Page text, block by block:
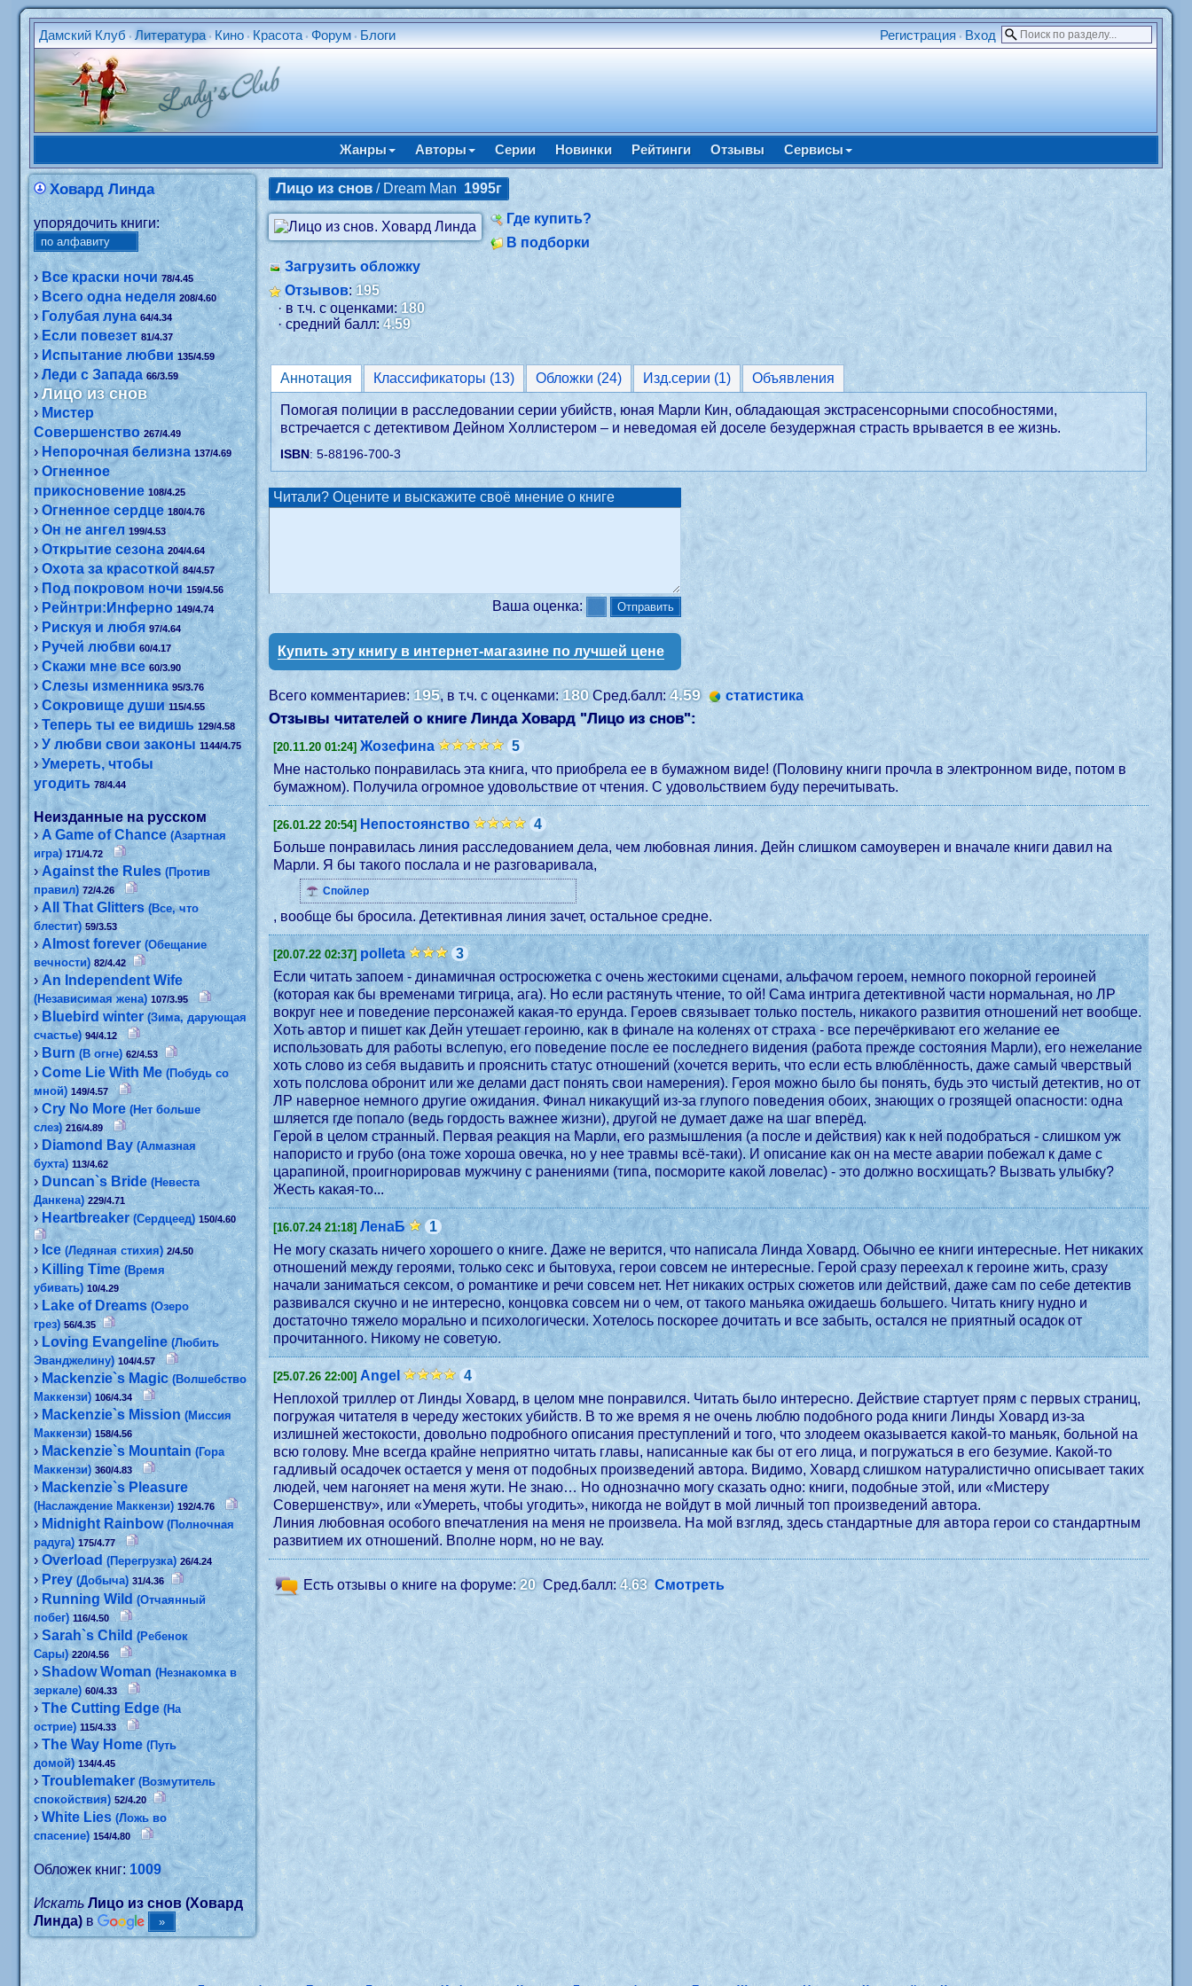
Дамский Клуб •Литература • Кино • Красота •Форум • Блоги Регистрация • Вход
Жанры Авторы Серии Новинки Рейтинги Отзывы Сервисы
Ховард Линда
упорядочить книги:
›Все краски ночи 78/4.45
›Всего одна неделя 208/4.60
›Голубая луна 64/4.34
›Если повезет 81/4.37
› Испытание любви 135/4.59
›Леди с Запада 66/3.59
›Лицо из снов
›Мистер
Совершенство 267/4.49
› Непорочная белизна 137/4.69
›Огненное
прикосновение 108/4.25
›Огненное сердце 180/4.76
›Он не ангел 199/4.53
›Открытие сезона 204/4.64
›Охота за красоткой 84/4.57
›Под покровом ночи 159/4.56
› Рейнтри:Инферно 149/4.74
›Рискуя и любя 97/4.64
›Ручей любви 60/4.17
›Скажи мне все 60/3.90
›Слезы изменника 95/3.76
›Сокровище души 115/4.55
›Теперь ты ее видишь 129/4.58
›У любви свои законы 1144/4.75
›Умереть, чтобы
угодить 78/4.44
Неизданные на русском
›A Game of Chance(Азартная
игра) 171/4.72
›Against the Rules(Против
правил) 72/4.26
›All That Glitters(Все, что
блестит) 59/3.53
›Almost forever(Обещание
вечности) 82/4.42
› An Independent Wife
(Независимая жена) 107/3.95
›Bluebird winter(Зима, дарующая
счастье) 94/4.12
›Burn(В огне) 62/4.53
›Come Lie With Me(Побудь со
мной) 149/4.57
›Cry No More(Нет больше
слез) 216/4.89
›Diamond Bay(Алмазная
бухта) 113/4.62
›Duncan`s Bride(Невеста
Данкена) 229/4.71
›Heartbreaker(Сердцеед) 150/4.60
›Ice(Ледяная стихия) 2/4.50
›Killing Time(Время
убивать) 10/4.29
› Lake of Dreams(Озеро
грез) 56/4.35
›Loving Evangeline(Любить
Эванджелину) 104/4.57
›Mackenzie`s Magic(Волшебство
Маккензи) 106/4.34
›Mackenzie`s Mission(Миссия
Маккензи) 158/4.56
›Mackenzie`s Mountain(Гора
Маккензи) 360/4.83
›Mackenzie`s Pleasure
(Наслаждение Маккензи) 192/4.76
› Midnight Rainbow(Полночная
радуга) 175/4.77
›Overload(Перегрузка) 26/4.24
›Prey(Добыча) 31/4.36
›Running Wild(Отчаянный
побег) 116/4.50
›Sarah`s Child(Ребенок
Сары) 220/4.56
›Shadow Woman(Незнакомка в
зеркале) 60/4.33
›The Cutting Edge(На
острие) 115/4.33
›The Way Home(Путь
домой) 134/4.45
›Troublemaker(Возмутитель
спокойствия) 52/4.20
›White Lies(Ложь во
спасение) 154/4.80
Обложек книг:1009
Искать Лицо из снов (Ховард
Линда) в
Лицо из снов / Dream Man 1995г
Где купить?
В подборки
Загрузить обложку
Отзывов:195
· в т.ч. с оценками:180
· средний балл:4.59
Аннотация Классификаторы (13) Обложки (24) Изд.серии (1) Объявления
Помогая полиции в расследовании серии убийств, юная Марли Кин, обладающая экстрасенсорными способностями,
встречается с детективом Дейном Холлистером – и неведомая ей доселе безудержная страсть врывается в ее жизнь.
ISBN: 5-88196-700-3
Читали? Оцените и выскажите своё мнение о книге
Ваша оценка:
Купить эту книгу в интернет-магазине по лучшей цене
Всего комментариев:195, в т.ч. с оценками:180Сред.балл:4.59 статистика
Отзывы читателей о книге Линда Ховард "Лицо из снов":
[20.11.20 01:24] Жозефина
5
Мне настолько понравилась эта книга, что приобрела ее в бумажном виде! (Половину книги прочла в электронном виде, потом в
бумажном). Получила огромное удовольствие от чтения. С удовольствием буду перечитывать.
[26.01.22 20:54] Непостоянство
4
Больше понравилась линия расследованием дела, чем любовная линия. Дейн слишком самоуверен и вначале книги давил на
Марли. Я бы такого послала и не разговаривала,
Спойлер
, вообще бы бросила. Детективная линия зачет, остальное средне.
[20.07.22 02:37] polleta
3
Если читать запоем - динамичная остросюжетка с очень жестокими сценами, альфачом героем, немного покорной героиней
(которая как бы временами тигрица, ага). Но если растянуть чтение, то ой! Сама интрига детективной части нормальная, но ЛР
вокруг нее и поведение персонажей какая-то ерунда. Героев связывает только постель, никакого развития отношений нет вообще.
Хоть автор и пишет как Дейн утешает героиню, как в финале на коленях от страха - все перечёркивают его желание ее
использовать для работы вслепую, его поведение после ее последнего видения (работа прежде состояния Марли), его нежелание
хоть слово из себя выдавить и прояснить статус отношений (хочется верить, что если есть влюблённость, даже самый чверствый
хоть полслова обронит или же делами даст понять свои намерения). Героя можно было бы понять, будь это чистый детектив, но от
ЛР наверное немного другие ожидания. Финал никакущий из-за глупого поведения обоих, знающих о грозящей опасности: одна
шляется где попало (ведь гордость важнее жизни), другой не думает даже на шаг вперёд.
Герой в целом странный. Первая реакция на Марли, его размышления (а после и действия) как к ней подобраться - слишком уж
напористо и грубо (она тоже хороша овечка, но у нее травмы всё-таки). И описание как он на месте аварии побежал к даме с
царапиной, проигнорировав мужчину с ранениями (типа, посморите какой ловелас) - это должно восхищать? Вызвать улыбку?
Жесть какая-то...
[16.07.24 21:18] ЛенаБ
1
Не могу сказать ничего хорошего о книге. Даже не верится, что написала Линда Ховард. Обычно ее книги интересные. Нет никаких
отношений между героями, только секс и бытовуха, герои совсем не интересные. Герой сразу переехал к героине жить, сразу
начали заниматься сексом, о романтике и речи совсем нет. Нет никаких острых сюжетов или действий, даже сам по себе детектив
развивался скучно и не интересно, концовка совсем ни о чем, от такого маньяка ожидаешь большего. Читать книгу нудно и
достаточно тяжело морально и психологически. Хотелось поскорее дочитать и все забыть, остался не приятный осадок от
прочитанного. Никому не советую.
[25.07.26 22:00] Angel
4
Неплохой триллер от Линды Ховард, в целом мне понравился. Читать было интересно. Действие стартует прям с первых страниц,
погружая читателя в череду жестоких убийств. В то же время я не очень люблю подобного рода книги Линды Ховард из-за
излишней жестокости, довольно подробного описания преступлений и того, что злодеем оказывается какой-то маньяк, больной на
всю голову. Мне всегда крайне неприятно читать главы, написанные как бы от его лица, и погружаться в его безумие. Какой-то
гадливый осадочек остается у меня от подобных произведений автора. Видимо, Ховард слишком натуралистично описывает таких
людей, чем нагоняет на меня жути. Не знаю… Но однозначно могу сказать одно: книги, подобные этой, или «Мистеру
Совершенству», или «Умереть, чтобы угодить», никогда не войдут в мой личный топ произведений автора.
Линия любовная особого впечатления на меня не произвела. На мой взгляд, здесь стандартные для автора герои со стандартным
развитием их отношений. Вполне норм, но не вау.
Есть отзывы о книге на форуме:20Сред.балл:4.63 Смотреть